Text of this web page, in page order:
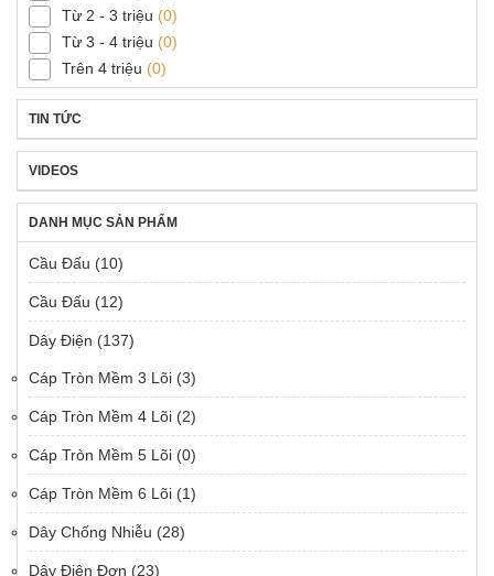
Từ 2 - 3 triệu (0)
Từ 3 - 4 triệu (0)
Trên 4 triệu (0)
TIN TỨC
VIDEOS
DANH MỤC SẢN PHẨM
Cầu Đấu (10)
Cầu Đấu (12)
Dây Điện (137)
Cáp Tròn Mềm 3 Lõi (3)
Cáp Tròn Mềm 4 Lõi (2)
Cáp Tròn Mềm 5 Lõi (0)
Cáp Tròn Mềm 6 Lõi (1)
Dây Chống Nhiễu (28)
Dây Điện Đơn (23)